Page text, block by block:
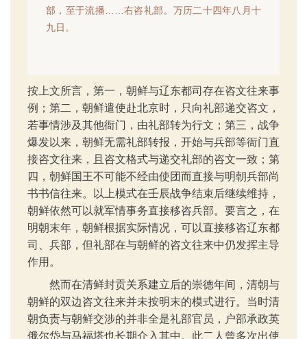
部，至于流播……右咨礼部。万历二十四年八月十
九日。
按上文所言，第一，朝鲜与辽东都司存在咨文往来事
例；第二，朝鲜遣使赴北京时，只向礼部递交咨文，
若事情涉及其他衙门，由礼部转为行文；第三，战争
爆发以来，朝鲜无需礼部转报，开始与兵部等衙门直
接咨文往来，且咨文格式与递交礼部的咨文一致；第
四，朝鲜国王不可能不经由使团而直接与明朝兵部尚
书书信往来。以上模式在壬辰战争结束后继续维持，
朝鲜依然可以就军情事务直接移咨兵部。要言之，在
明朝末年，朝鲜根据实际情况，可以直接移咨辽东都
司、兵部，但礼部在与朝鲜的咨文往来中仍发挥主导
作用。
然而在清鲜封贡关系建立后的崇德年间，清朝与
朝鲜的双边咨文往来并未按明末的模式进行。当时清
朝负责与朝鲜交涉的并非全是礼部官员，户部承政英
俄尔岱与马福塔也长期介入其中。此二人曾多次出使